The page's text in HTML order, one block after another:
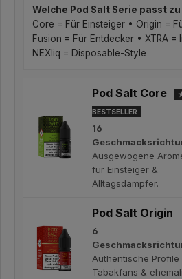
Welche Pod Salt Serie passt
Core = Für Einsteiger • Origin =
Fusion = Für Entdecker • XTRA =
NEXliq = Disposable-Style
Pod Salt Core
BESTSELLER
16
Ausgewogene
für Einsteiger &
Alltagsdampfer.
Pod Salt Origin
6
Authentische Profile
Tabakfans &